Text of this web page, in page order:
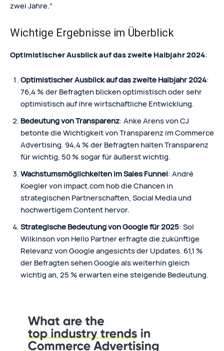
zwei Jahre.“
Wichtige Ergebnisse im Überblick
Optimistischer Ausblick auf das zweite Halbjahr 2024:
Optimistischer Ausblick auf das zweite Halbjahr 2024:
76,4 % der Befragten blicken optimistisch oder sehr
optimistisch auf ihre wirtschaftliche Entwicklung.
Bedeutung von Transparenz: Anke Arens von CJ
betonte die Wichtigkeit von Transparenz im Commerce
Advertising. 94,4 % der Befragten halten Transparenz
für wichtig, 50 % sogar für äußerst wichtig.
Wachstumsmöglichkeiten im Sales Funnel: André
Koegler von impact.com hob die Chancen in
strategischen Partnerschaften, Social Media und
hochwertigem Content hervor.
Strategische Bedeutung von Google für 2025: Sol
Wilkinson von Hello Partner erfragte die zukünftige
Relevanz von Google angesichts der Updates. 61,1 %
der Befragten sehen Google als weiterhin gleich
wichtig an, 25 % erwarten eine steigende Bedeutung.